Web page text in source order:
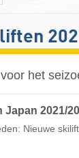
het
2021/
Nieuwe